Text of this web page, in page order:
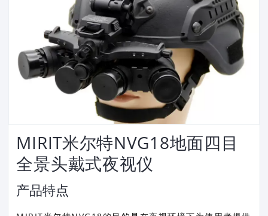
MIRIT米尔特NVG18地面四目
全景头戴式夜视仪
产品特点